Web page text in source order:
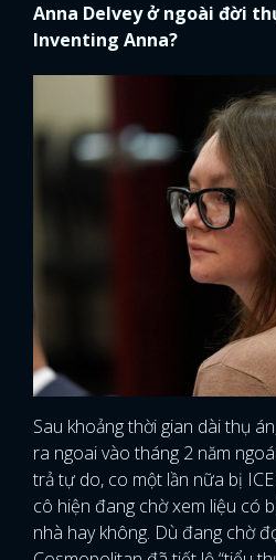
Anna Delvey ở ngoài đời
Inventing Anna?
Sau khoảng thời gian dài thụ
ra ngoai vào tháng 2 năm
trả tự do, co một lần nữa bị
cô hiện đang chờ xem liệu có
nhà hay không. Dù đang chờ